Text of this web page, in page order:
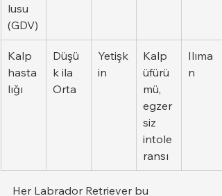
lusu
(GDV)
Kalp
hasta
lığı
Düşü
k ila
Orta
Yetişk
in
Kalp
üfürü
mü,
egzer
siz
intole
ransı
Ilıma
n
Her Labrador Retriever bu